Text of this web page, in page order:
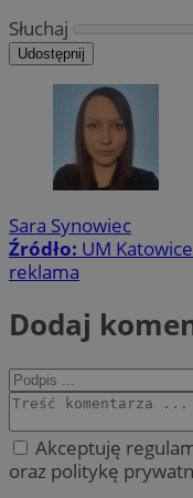
Słuchaj
Udostępnij
Sara Synowiec
Źródło: UM Katowice
reklama
Dodaj
Akceptuję
oraz politykę